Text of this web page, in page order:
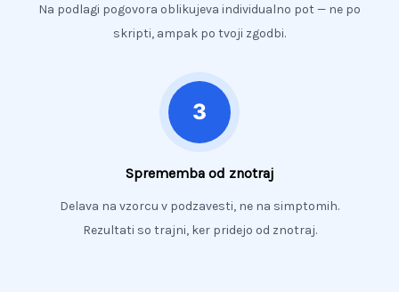
Na podlagi pogovora oblikujeva individualno pot — ne po
skripti, ampak po tvoji zgodbi.
Sprememba od znotraj
Delava na vzorcu v podzavesti, ne na simptomih.
Rezultati so trajni, ker pridejo od znotraj.